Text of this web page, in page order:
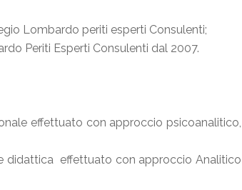
Lombardo periti esperti Consulenti;
Periti Esperti Consulenti dal 2007.
effettuato con approccio psicoanalitico,
didattica effettuato con approccio Analitico